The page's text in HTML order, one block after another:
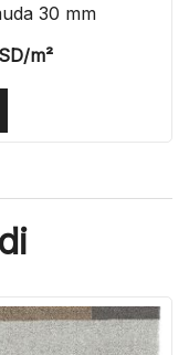
30 mm
/m²